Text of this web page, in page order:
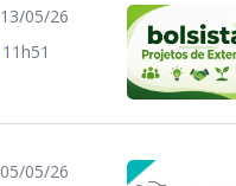
13/05/26
11h51
05/05/26